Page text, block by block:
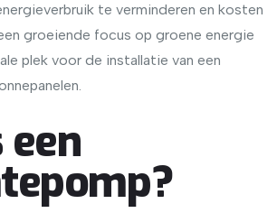
te verminderen en kosten
groeiende focus op groene energie
plek voor de installatie van een